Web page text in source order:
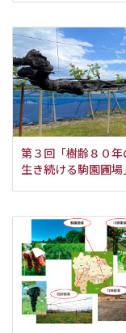
第３回「樹齢８０
生き続ける駒園圃場」